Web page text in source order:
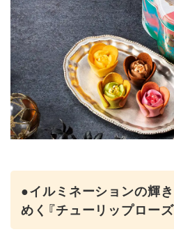
●イルミネーションの輝
めく『チューリップロー